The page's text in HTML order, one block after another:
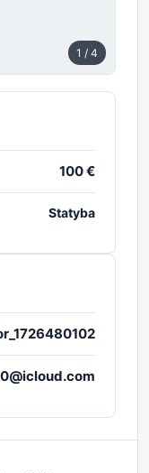
1 / 4
100 €
Statyba